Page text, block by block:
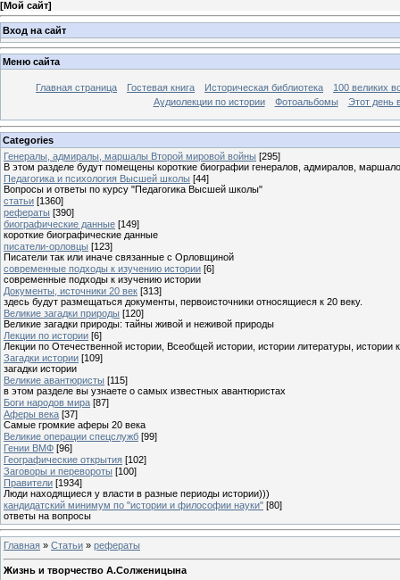
[Мой сайт]
Вход на сайт
Меню сайта
Главная страница Гостевая книга Историческая библиотека
100 великих
Аудиолекции по истории
Фотоальбомы Этот день
Categories
Генералы, адмиралы, маршалы Второй мировой войны [295]
В этом разделе будут помещены короткие биографии генералов, адмиралов,
Педагогика и психология Высшей школы [44]
Вопросы и ответы по курсу "Педагогика Высшей школы"
статьи [1360]
рефераты [390]
биографические данные [149]
короткие биографические данные
писатели-орловцы [123]
Писатели так или иначе связанные с Орловщиной
современные подходы к изучению истории [6]
современные подходы к изучению истории
Документы, источники 20 век [313]
здесь будут размещаться документы, первоисточники относящиеся к 20 веку.
Великие загадки природы [120]
Великие загадки природы: тайны живой и неживой природы
Лекции по истории [6]
Лекции по Отечественной истории, Всеобщей истории, истории литературы, истории
Загадки истории [109]
загадки истории
Великие авантюристы [115]
в этом разделе вы узнаете о самых известных авантюристах
Боги народов мира [87]
Аферы века [37]
Самые громкие аферы 20 века
Великие операции спецслужб [99]
Гении ВМФ [96]
Географические открытия [102]
Заговоры и перевороты [100]
Правители [1934]
Люди находящиеся у власти в разные периоды истории)))
кандидатский минимум по "истории и философии науки" [80]
ответы на вопросы
Главная » Статьи » рефераты
Жизнь и творчество А.Солженицына